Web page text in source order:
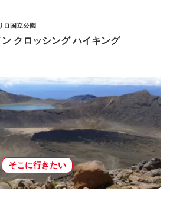
ロ国立公園
ン クロッシング ハイキング
そこに行きたい